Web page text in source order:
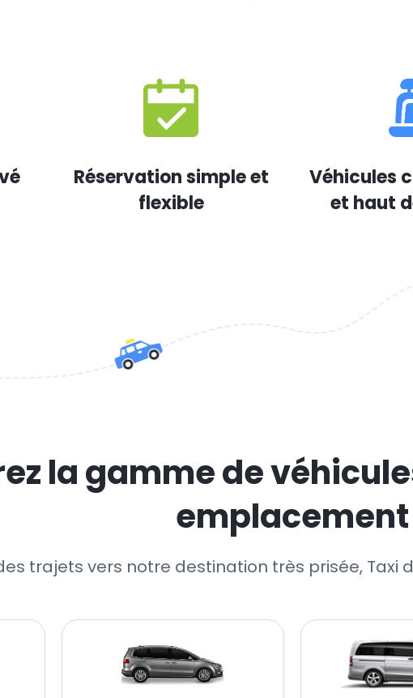
Réservation simple et
flexible
Véhicules
et haut
la gamme de
emplacement
trajets vers notre destination très prisée, Taxi